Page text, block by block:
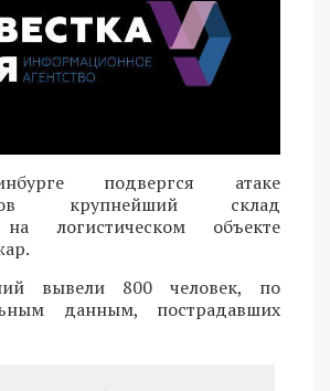
подвергся атаке
крупнейший склад
логистическом объекте
вывели 800 человек, по
данным, пострадавших